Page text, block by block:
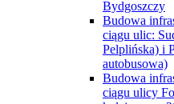
Bydgoszczy
Budowa
ciągu ulic:
Pelplińska) i
autobusowa)
Budowa
ciągu ulicy